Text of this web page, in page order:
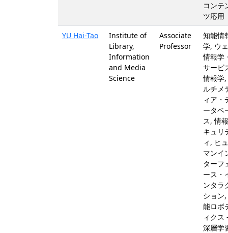
コンテ
ツ応用
YU Hai-Tao
Institute of
Library,
Information
and Media
Science
Associate
Professor
知能情
学, ウ
情報学
サービ
情報学
ルチメ
ィア・
ータベ
ス, 情
キュリ
ィ, ヒ
マンイ
ターフ
ース・
ンタラ
ション
能ロボ
ィクス
深層学